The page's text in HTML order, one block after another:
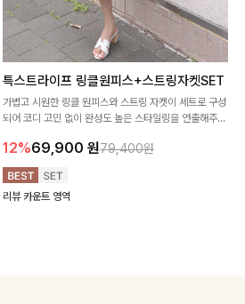
특스트라이프 링클원피스+스트링자켓SET
가볍고 시원한 링클 원피스와 스트링 자켓이 세트로 구성
되어 코디 고민 없이 완성도 높은 스타일링을 연출해주는
링 디테일로 다양한 핏을 연출할 수 있어 데일리부터 여
행룩까지 멋스럽게 즐기기 좋아요 ✨
12%69,900 원79,400원
리뷰 카운트 영역